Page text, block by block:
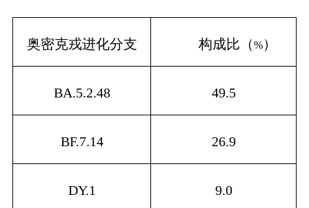
奥密克戎进化分支 构成比（%）
BA.5.2.48 49.5
BF.7.14 26.9
DY.1 9.0